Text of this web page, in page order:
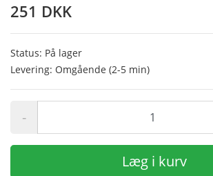
251 DKK
Status: På lager
Levering: Omgående (2-5 min)
-
Læg i kurv